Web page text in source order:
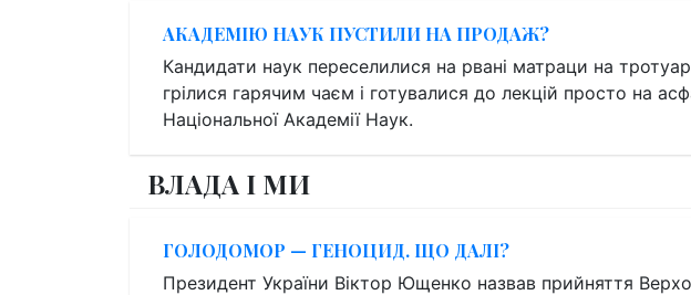
АКАДЕМІЮ НАУК ПУСТИЛИ НА ПРОДАЖ?
Кандидати наук переселилися на рвані матраци на
грілися гарячим чаєм і готувалися до лекцій просто на
Національної Академії Наук.
ВЛАДА І МИ
ГОЛОДОМОР — ГЕНОЦИД. ЩО ДАЛІ?
Президент України Віктор Ющенко назвав прийняття